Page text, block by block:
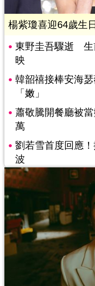
楊紫瓊喜迎64歲生
東野圭吾驟逝 生
映
韓韶禧接棒安海
「嫩」
蕭敬騰開餐廳被
萬
劉若雪首度回應
波